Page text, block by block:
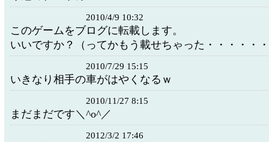
2010/4/9 10:32
このゲームをブログに転載します。
いいですか？（ってかもう載せちゃった・・・・・・
2010/7/29 15:15
いきなり相手の車がはやくなるｗ
2010/11/27 8:15
まだまだです＼^o^／
2012/3/2 17:46